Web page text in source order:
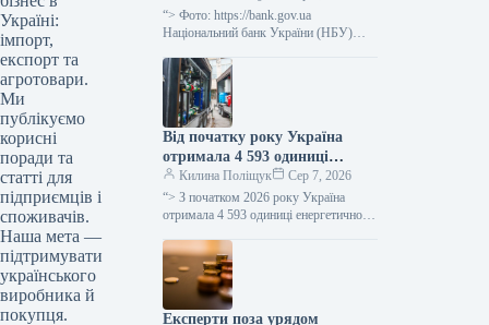
Україні:
імпорт,
експорт та
агротовари.
Ми
публікуємо
корисні
поради та
статті для
підприємців і
споживачів.
Наша мета —
підтримувати
українського
виробника й
покупця.
тримісячними депозитними
сертифікатами, яка не
плюс 3,5 процентних пункти.
“> Фото: https://bank.gov.ua
Національний банк України (НБУ)
тримісячними обмеженими
депозитними сертифікатами, який
дорівнює обліковій ставці плюс…
Від початку року Україна
отримала 4 593 одиниці
енергетичного обладнання, ще
1 206 очікується.
Килина Поліщук
Сер 7, 2026
“> З початком 2026 року Україна
отримала 4 593 одиниці енергетичного
трансформатори, блочно-модульні
котельні (БМК), когенераційні
установки…
Експерти поза урядом